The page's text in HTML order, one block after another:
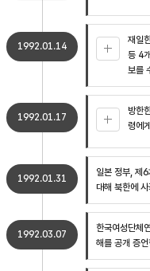
1992.01.14
재일
등 4
보를
1992.01.17
방한
령에
1992.01.31
일본 정부, 제
대해 북한에
1992.03.07
한국여성단체
해를 공개 증